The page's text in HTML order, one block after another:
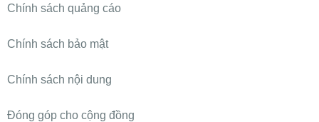
Chính sách quảng cáo
Chính sách bảo mật
Chính sách nội dung
Đóng góp cho cộng đồng